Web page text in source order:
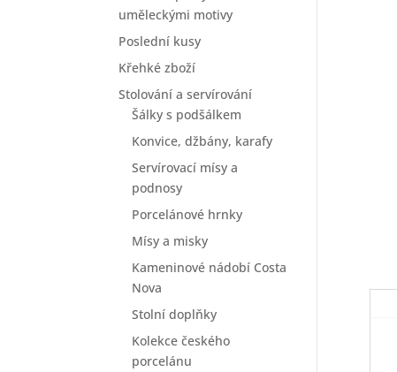
uměleckými motivy
Poslední kusy
Křehké zboží
Stolování a servírování
Šálky s podšálkem
Konvice, džbány, karafy
Servírovací mísy a
podnosy
Porcelánové hrnky
Mísy a misky
Kameninové nádobí Costa
Nova
Stolní doplňky
Kolekce českého
porcelánu